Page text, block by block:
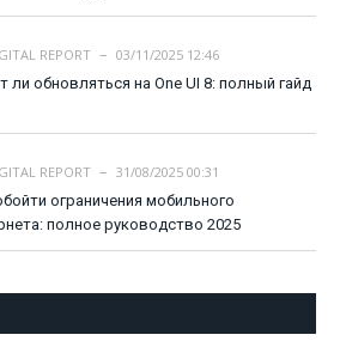
REPORT
03/11/2025 12:46
ли обновляться на One UI 8: полный гайд
REPORT
31/08/2025 00:31
ограничения мобильного
полное руководство 2025